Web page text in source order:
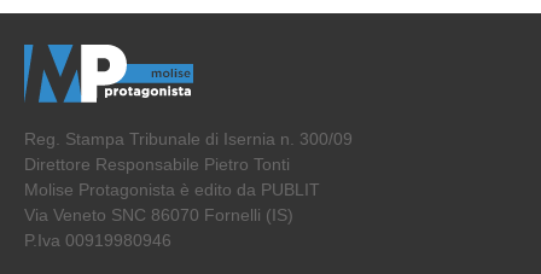
Reg. Stampa Tribunale di Isernia n. 300/09
Direttore Responsabile Pietro Tonti
Molise Protagonista è edito da PUBLIT
Via Veneto SNC 86070 Fornelli (IS)
P.Iva 00919980946